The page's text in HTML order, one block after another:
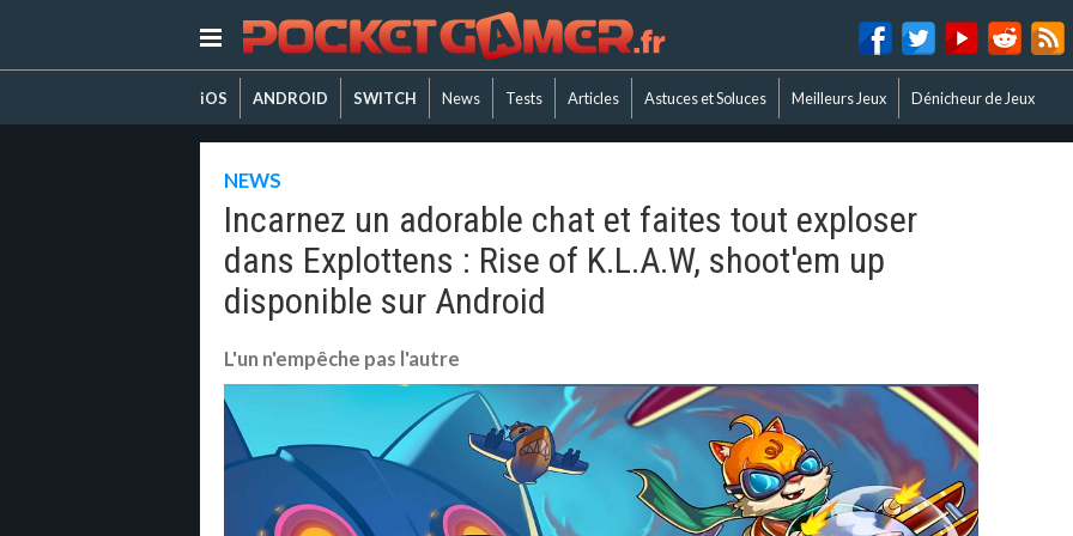
iOS ANDROID SWITCH News Tests Articles Astuces et Soluces Meilleurs Jeux Dénicheur de Jeux
NEWS
Incarnez un adorable chat et faites tout exploser
dans Explottens : Rise of K.L.A.W, shoot'em up
disponible sur Android
L'un n'empêche pas l'autre